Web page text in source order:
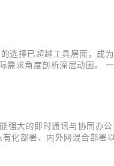
...
选择已超越工具层面，
需求角度剖析深层动因
大的即时通讯与协同办
化部署、内外网混合部署
层...